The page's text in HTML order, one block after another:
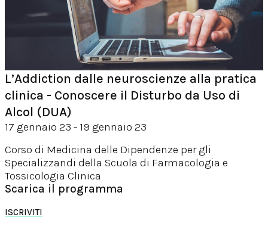
L’Addiction dalle neuroscienze alla pratica
clinica - Conoscere il Disturbo da Uso di
Alcol (DUA)
17 gennaio 23 - 19 gennaio 23
Corso di Medicina delle Dipendenze per gli
Specializzandi della Scuola di Farmacologia e
Tossicologia Clinica
Scarica il programma
ISCRIVITI